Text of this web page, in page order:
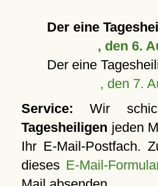
Der eine
, den 6.
Der eine
, den 7.
Service: Wir
Tagesheiligen jeden
Ihr E-Mail-Postfach.
dieses E-Mail-